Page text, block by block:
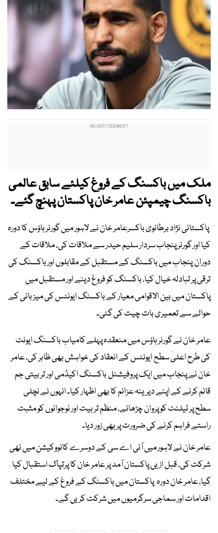
ملک میں باکسنگ کے فروغ کیلئے سابق عالمی
باکسنگ چیمپئن عامر خان پاکستان پہنچ گئے۔
پاکستانی نژاد برطانوی باکسرعامر خان نے لاہور میں گورنر ہاؤس کا دورہ
کیا اور گورنر پنجاب سردار سلیم حیدر سے ملاقات کی، ملاقات کے
دوران پنجاب میں باکسنگ کے مستقبل کے مقابلوں اور باکسنگ کی
ترقی پر تبادلہ خیال کیا، باکسنگ کو فروغ دینے اور مستقبل میں
پاکستان میں بین الاقوامی معیار کے باکسنگ ایونٹس کی میزبانی کے
حوالے سے تعمیری بات چیت کی گئی۔
عامر خان نے گورنر ہاؤس میں منعقدہ پہلے کامیاب باکسنگ ایونٹ
کی طرح اعلیٰ سطح ایونٹس کے انعقاد کی خواہش بھی ظاہر کی، عامر
خان نے پنجاب میں ایک پروفیشنل باکسنگ اکیڈمی اور تربیتی جم
قائم کرنے کے اپنے دیرینہ عزائم کا بھی اظہار کیا۔ انہوں نے نچلی
سطح پر ٹیلنٹ کو پروان چڑھانے، منظم تربیت اور نوجوانوں کو مثبت
راستے فراہم کرنے کی ضرورت پر بھی زور دیا۔
عامر خان نے لاہور میں آئی اے سی کے دوسرے کانووکیشن میں نھی
شرکت کی، قبل ازیں پاکستان آمد پر عامر خان کا پرتپاک استقبال کیا
گیا، عامر خان دورہ پاکستان میں باکسنگ کے فروغ کے لیے مختلف
اقدامات اور سماجی سرگرمیوں میں شرکت کریں گے۔